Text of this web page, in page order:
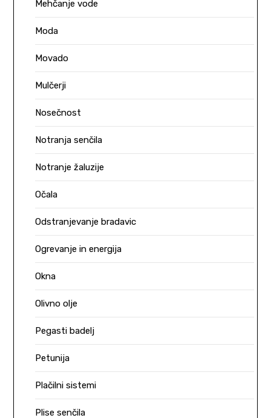
Mehčanje vode
Moda
Movado
Mulčerji
Nosečnost
Notranja senčila
Notranje žaluzije
Očala
Odstranjevanje bradavic
Ogrevanje in energija
Okna
Olivno olje
Pegasti badelj
Petunija
Plačilni sistemi
Plise senčila